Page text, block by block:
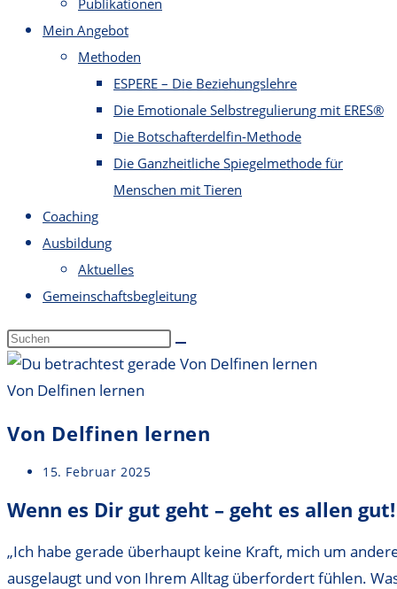
Publikationen
Mein Angebot
Methoden
ESPERE – Die Beziehungslehre
Die Emotionale Selbstregulierung mit ERES®
Die Botschafterdelfin-Methode
Die Ganzheitliche Spiegelmethode für
Menschen mit Tieren
Coaching
Ausbildung
Aktuelles
Gemeinschaftsbegleitung
Von Delfinen lernen
Von Delfinen lernen
Beitrag
15. Februar 2025
Wenn es Dir gut geht – geht es allen gut!
„Ich habe gerade überhaupt keine Kraft, mich um
ausgelaugt und von Ihrem Alltag überfordert fühlen.